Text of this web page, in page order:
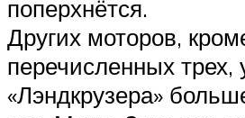
поперхнётся.
Других моторов,
перечисленных трех,
«Лэндкрузера»